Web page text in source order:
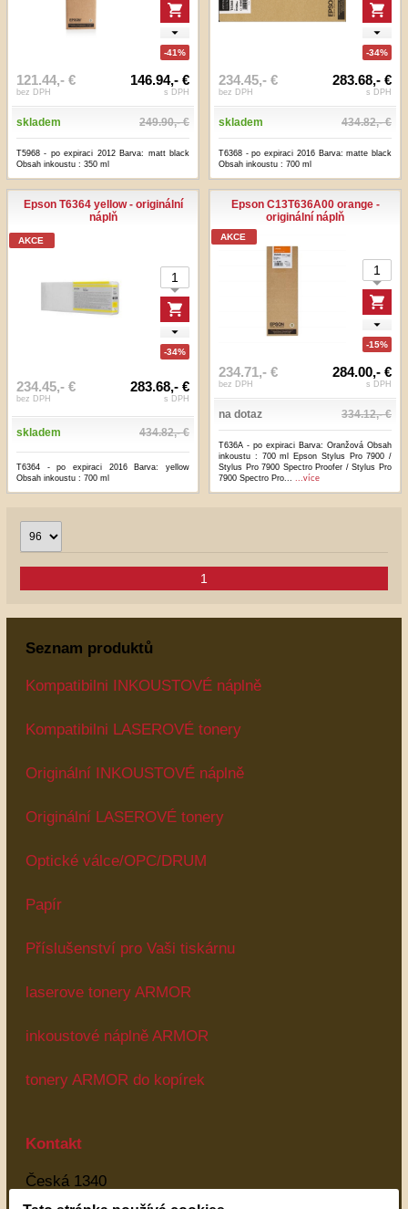
-41%
121.44,- €
bez DPH
146.94,- €
s DPH
skladem 249.90,- €
T5968 - po expiraci 2012 Barva: matt black
Obsah inkoustu : 350 ml
-34%
234.45,- €
bez DPH
283.68,- €
s DPH
skladem 434.82,- €
T6368 - po expiraci 2016 Barva: matte black
Obsah inkoustu : 700 ml
Epson T6364 yellow - originální
náplň
AKCE
-34%
234.45,- €
bez DPH
283.68,- €
s DPH
skladem 434.82,- €
T6364 - po expiraci 2016 Barva: yellow
Obsah inkoustu : 700 ml
Epson C13T636A00 orange -
originální náplň
AKCE
-15%
234.71,- €
bez DPH
284.00,- €
s DPH
na dotaz 334.12,- €
T636A - po expiraci Barva: Oranžová Obsah
inkoustu : 700 ml Epson Stylus Pro 7900 /
Stylus Pro 7900 Spectro Proofer / Stylus Pro
7900 Spectro Pro... ...více
1
Seznam produktů
Kompatibilni INKOUSTOVÉ náplně
Kompatibilni LASEROVÉ tonery
Originální INKOUSTOVÉ náplně
Originální LASEROVÉ tonery
Optické válce/OPC/DRUM
Papír
Příslušenství pro Vaši tiskárnu
laserove tonery ARMOR
inkoustové náplně ARMOR
tonery ARMOR do kopírek
Kontakt
Česká 1340
Most